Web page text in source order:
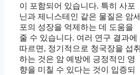
이 포함되어 있습니다. 특히 사포
닌과 제니스테인 같은 물질은 암세
포의 성장을 억제하는 데 도움을
줄 수 있습니다. 여러 연구 결과에
따르면, 정기적으로 청국장을 섭취
하는 것은 암 예방에 긍정적인 영
향을 미칠 수 있다는 것이 입증되